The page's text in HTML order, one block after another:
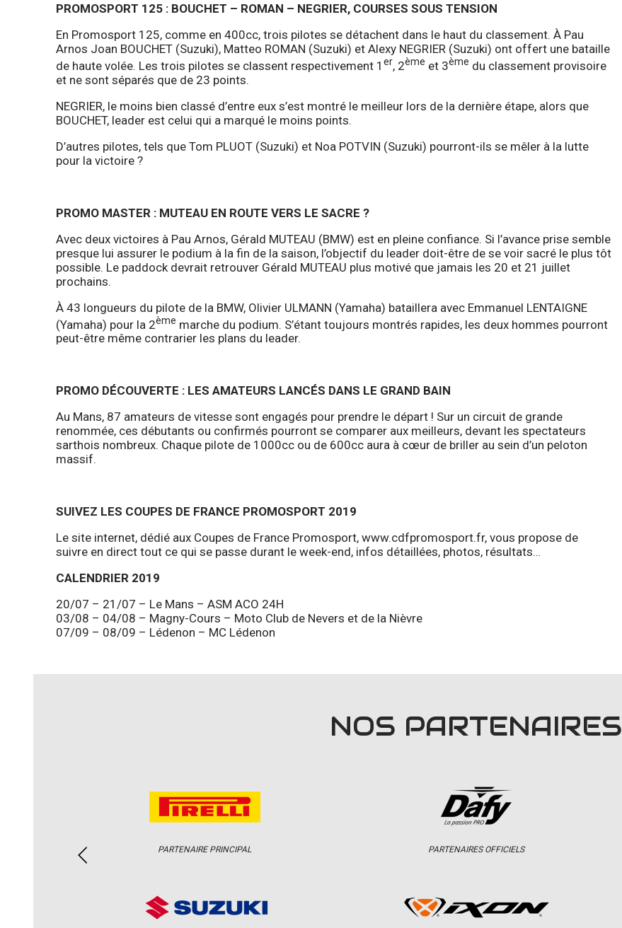
PROMOSPORT 125 : BOUCHET – ROMAN – NEGRIER, COURSES SOUS TENSION
En Promosport 125, comme en 400cc, trois pilotes se détachent dans le haut du classement. À Pau
Arnos Joan BOUCHET (Suzuki), Matteo ROMAN (Suzuki) et Alexy NEGRIER (Suzuki) ont offert une bataille
de haute volée. Les trois pilotes se classent respectivement 1 er, 2ème et 3ème du classement provisoire
et ne sont séparés que de 23 points.
NEGRIER, le moins bien classé d’entre eux s’est montré le meilleur lors de la dernière étape, alors que
BOUCHET, leader est celui qui a marqué le moins points.
D’autres pilotes, tels que Tom PLUOT (Suzuki) et Noa POTVIN (Suzuki) pourront-ils se mêler à la lutte
pour la victoire ?
PROMO MASTER : MUTEAU EN ROUTE VERS LE SACRE ?
Avec deux victoires à Pau Arnos, Gérald MUTEAU (BMW) est en pleine confiance. Si l’avance prise semble
presque lui assurer le podium à la fin de la saison, l’objectif du leader doit-être de se voir sacré le plus tôt
possible. Le paddock devrait retrouver Gérald MUTEAU plus motivé que jamais les 20 et 21 juillet
prochains.
À 43 longueurs du pilote de la BMW, Olivier ULMANN (Yamaha) bataillera avec Emmanuel LENTAIGNE
(Yamaha) pour la 2ème marche du podium. S’étant toujours montrés rapides, les deux hommes pourront
peut-être même contrarier les plans du leader.
PROMO DÉCOUVERTE : LES AMATEURS LANCÉS DANS LE GRAND BAIN
Au Mans, 87 amateurs de vitesse sont engagés pour prendre le départ ! Sur un circuit de grande
renommée, ces débutants ou confirmés pourront se comparer aux meilleurs, devant les spectateurs
sarthois nombreux. Chaque pilote de 1000cc ou de 600cc aura à cœur de briller au sein d’un peloton
massif.
SUIVEZ LES COUPES DE FRANCE PROMOSPORT 2019
Le site internet, dédié aux Coupes de France Promosport, www.cdfpromosport.fr, vous propose de
suivre en direct tout ce qui se passe durant le week-end, infos détaillées, photos, résultats…
CALENDRIER 2019
20/07 – 21/07 – Le Mans – ASM ACO 24H
03/08 – 04/08 – Magny-Cours – Moto Club de Nevers et de la Nièvre
07/09 – 08/09 – Lédenon – MC Lédenon
NOS PARTENAIRES
PARTENAIRE PRINCIPAL PARTENAIRES OFFICIELS